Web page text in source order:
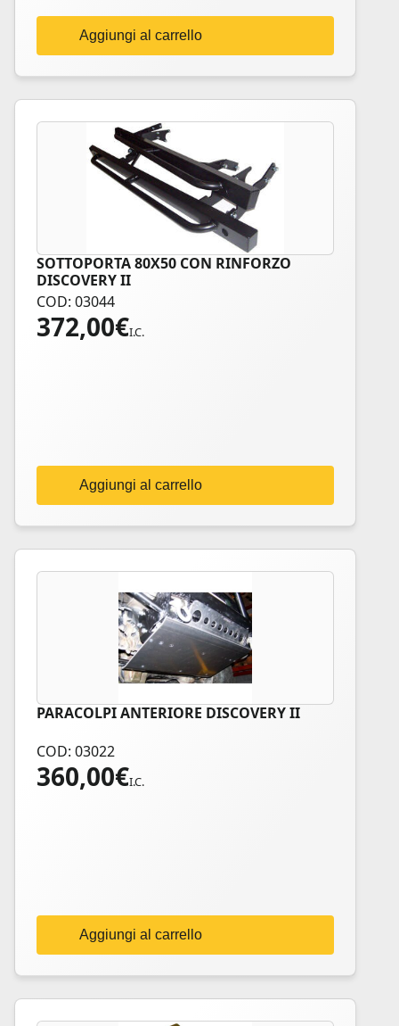
Aggiungi al carrello
SOTTOPORTA 80X50 CON RINFORZO
DISCOVERY II
COD: 03044
372,00€I.C.
Aggiungi al carrello
PARACOLPI ANTERIORE DISCOVERY II
COD: 03022
360,00€I.C.
Aggiungi al carrello